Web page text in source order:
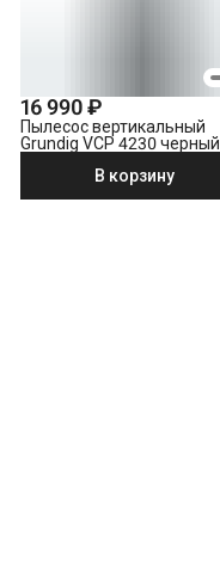
16 990 ₽
Пылесос вертикальный
Grundig VCP 4230 черный
В корзину